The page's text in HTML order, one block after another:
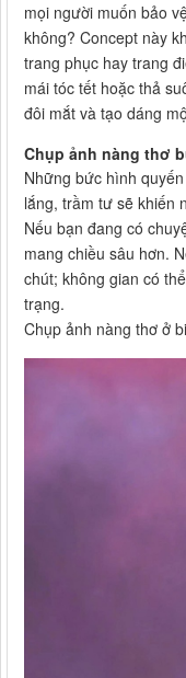
mọi người muốn bảo
không? Concept này
trang phục hay trang
mái tóc tết hoặc thả
đôi mắt và tạo dáng
Chụp ảnh nàng thơ
Những bức hình
lắng, trầm tư sẽ khiến
Nếu bạn đang có
mang chiều sâu hơn.
chút; không gian có
trạng.
Chụp ảnh nàng thơ ở